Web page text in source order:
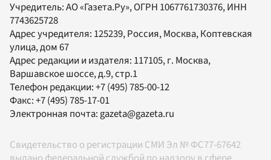
Учредитель:АО «Газета.Ру», ОГРН 1067761730376, ИНН
7743625728
Адрес учредителя: 125239, Россия, Москва, Коптевская
улица, дом 67
Адрес редакции и издателя: 117105, г. Москва,
Варшавское шоссе, д.9, стр.1
Телефон редакции:+7 (495) 785-00-12
Факс:+7 (495) 785-17-01
Электронная почта: gazeta@gazeta.ru
Свидетельство о регистрации СМИ Эл № ФС77-67642